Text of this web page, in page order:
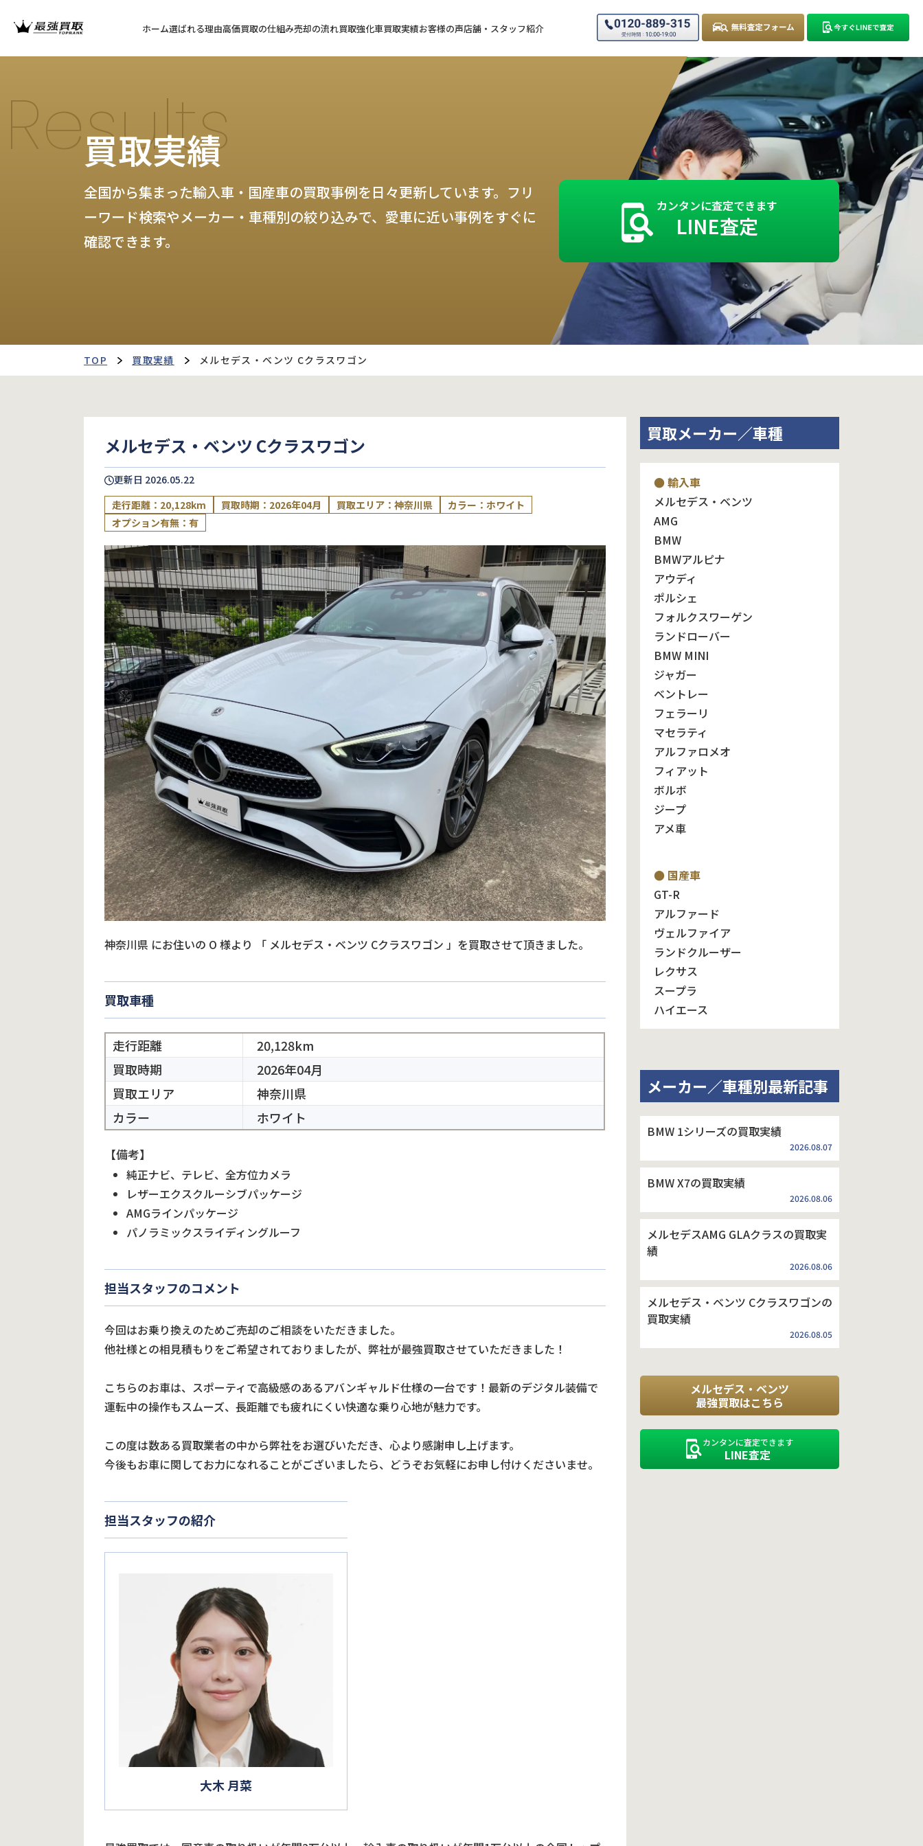
ホーム選ばれる理由高価買取の仕組み売却の流れ買取強化車買取実績お客様の声店舗・スタッフ紹介
Results
買取実績
全国から集まった輸入車・国産車の買取事例を日々更新しています。フリ
ーワード検索やメーカー・車種別の絞り込みで、愛車に近い事例をすぐに
確認できます。
カンタンに査定できます
LINE査定
TOP 買取実績 メルセデス・ベンツ Cクラスワゴン
メルセデス・ベンツ Cクラスワゴン
更新日 2026.05.22
走行距離：20,128km
買取時期：2026年04月 買取エリア：神奈川県
カラー：ホワイト
オプション有無：有
神奈川県 にお住いの O 様より 「 メルセデス・ベンツ Cクラスワゴン 」を買取させて頂きました。
買取車種
走行距離
20,128km
買取時期
2026年04月
買取エリア
神奈川県
カラー
ホワイト
【備考】
純正ナビ、テレビ、全方位カメラ
レザーエクスクルーシブパッケージ
AMGラインパッケージ
パノラミックスライディングルーフ
担当スタッフのコメント
今回はお乗り換えのためご売却のご相談をいただきました。
他社様との相見積もりをご希望されておりましたが、弊社が最強買取させていただきました！
こちらのお車は、スポーティで高級感のあるアバンギャルド仕様の一台です！最新のデジタル装備で
運転中の操作もスムーズ、長距離でも疲れにくい快適な乗り心地が魅力です。
この度は数ある買取業者の中から弊社をお選びいただき、心より感謝申し上げます。
今後もお車に関してお力になれることがございましたら、どうぞお気軽にお申し付けくださいませ。
担当スタッフの紹介
大木 月菜
買取メーカー／車種
● 輸入車
メルセデス・ベンツ
AMG
BMW
BMWアルピナ
アウディ
ポルシェ
フォルクスワーゲン
ランドローバー
BMW MINI
ジャガー
ベントレー
フェラーリ
マセラティ
アルファロメオ
フィアット
ボルボ
ジープ
アメ車
● 国産車
GT-R
アルファード
ヴェルファイア
ランドクルーザー
レクサス
スープラ
ハイエース
メーカー／車種別最新記事
BMW 1シリーズの買取実績
2026.08.07
BMW X7の買取実績
2026.08.06
メルセデスAMG GLAクラスの買取実
績
2026.08.06
メルセデス・ベンツ Cクラスワゴンの
買取実績
2026.08.05
メルセデス・ベンツ
最強買取はこちら
カンタンに査定できます
LINE査定